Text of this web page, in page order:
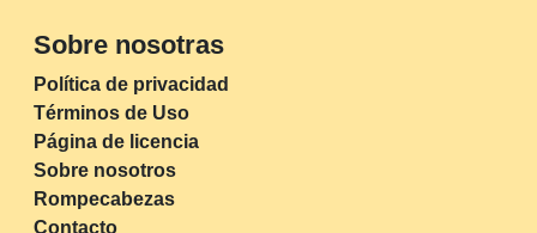
Sobre nosotras
Política de privacidad
Términos de Uso
Página de licencia
Sobre nosotros
Rompecabezas
Contacto